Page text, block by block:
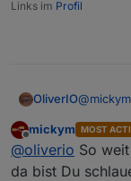
Links im Profil
OliverIO@mickym
schön
dann
einbauen
idee für
Offline
mickym MOST
@oliverio So
da bist Du